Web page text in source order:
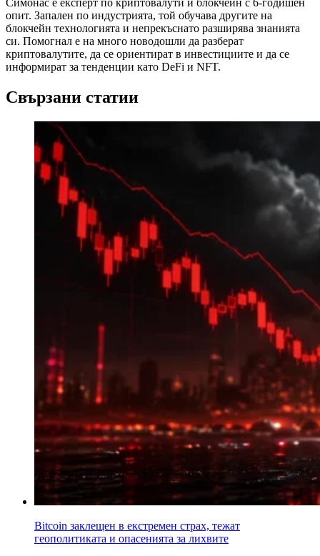
Симонас е експерт по криптовалути и блокчейн с 6-годишен
опит. Запален по индустрията, той обучава другите на
блокчейн технологията и непрекъснато разширява знанията
си. Помогнал е на много новодошли да разберат
криптовалутите, да се ориентират в инвестициите и да се
информират за тенденции като DeFi и NFT.
Свързани статии
Bitcoin заклещен в екстремен страх, тежат
геополитиката и опасенията за лихвите